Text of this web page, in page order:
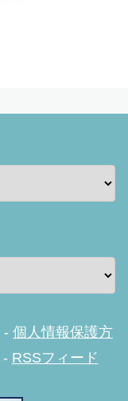
- 個人情報保護方
- RSSフィード